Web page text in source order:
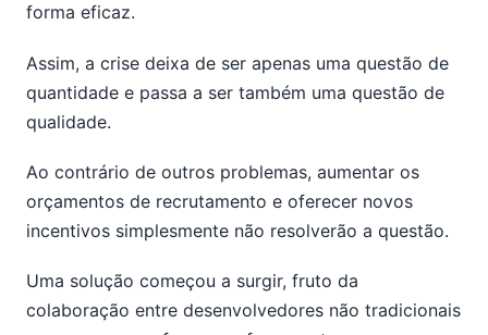
forma eficaz.
Assim, a crise deixa de ser apenas uma questão de
quantidade e passa a ser também uma questão de
qualidade.
Ao contrário de outros problemas, aumentar os
orçamentos de recrutamento e oferecer novos
incentivos simplesmente não resolverão a questão.
Uma solução começou a surgir, fruto da
colaboração entre desenvolvedores não tradicionais